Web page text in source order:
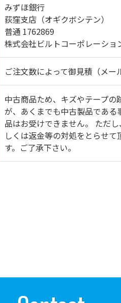
みずほ銀行
荻窪支店（オギクボシテン）
普通 1762869
株式会社ビルトコーポレーショ
ご注文数によって御見積（メー
中古商品ため、キズやテープ
が、あくまでも中古製品であ
品はお受けできません。 ただ
しくは返金等の対処をとらせ
す。ご了承下さい。